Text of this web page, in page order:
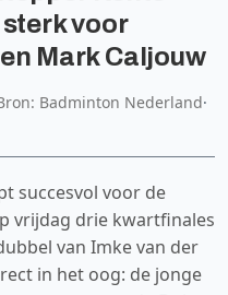
voor
Mark Caljouw
Badminton Nederland·
succesvol voor de
vrijdag drie kwartfinales
van Imke van der
in het oog: de jonge